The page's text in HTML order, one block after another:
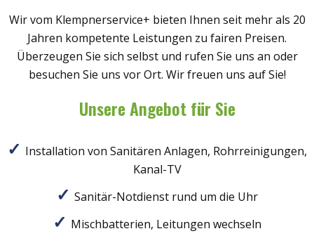
Wir vom Klempnerservice+ bieten Ihnen seit mehr als 20
Jahren kompetente Leistungen zu fairen Preisen.
Überzeugen Sie sich selbst und rufen Sie uns an oder
besuchen Sie uns vor Ort. Wir freuen uns auf Sie!
Unsere Angebot für Sie
Installation von Sanitären Anlagen, Rohrreinigungen,
Kanal-TV
Sanitär-Notdienst rund um die Uhr
Mischbatterien, Leitungen wechseln